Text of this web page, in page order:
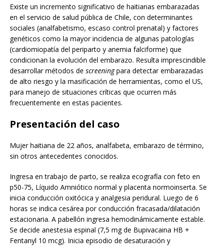
Existe un incremento significativo de haitianas embarazadas
en el servicio de salud pública de Chile, con determinantes
sociales (analfabetismo, escaso control prenatal) y factores
genéticos como la mayor incidencia de algunas patologías
(cardiomiopatía del periparto y anemia falciforme) que
condicionan la evolución del embarazo. Resulta imprescindible
desarrollar métodos de screeningpara detectar embarazadas
de alto riesgo y la masificación de herramientas, como el US,
para manejo de situaciones críticas que ocurren más
frecuentemente en estas pacientes.
Presentación del caso
Mujer haitiana de 22 años, analfabeta, embarazo de término,
sin otros antecedentes conocidos.
Ingresa en trabajo de parto, se realiza ecografía con feto en
p50-75, Líquido Amniótico normal y placenta normoinserta. Se
inicia conducción oxitócica y analgesia peridural. Luego de 6
horas se indica cesárea por conducción fracasada/dilatación
estacionaria. A pabellón ingresa hemodinámicamente estable.
Se decide anestesia espinal (7,5 mg de Bupivacaina HB +
Fentanyl 10 mcg). Inicia episodio de desaturación y